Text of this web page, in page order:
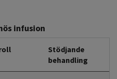
infusion
Stödjande
behandling